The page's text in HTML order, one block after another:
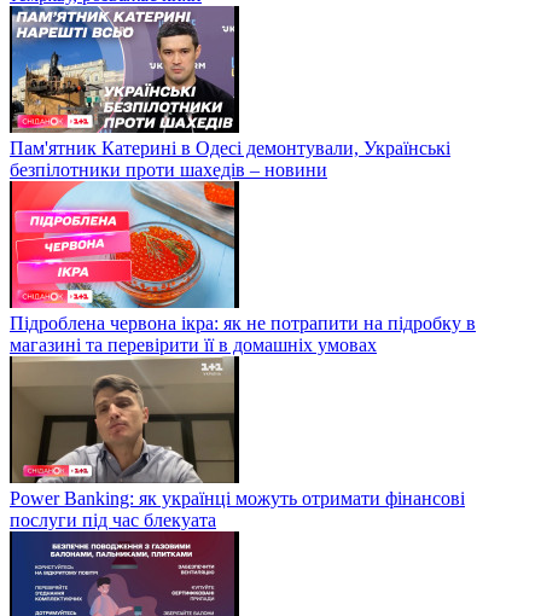
Пам'ятник Катерині в Одесі демонтували, Українські
безпілотники проти шахедів – новини
Підроблена червона ікра: як не потрапити на підробку в
магазині та перевірити її в домашніх умовах
Power Banking: як українці можуть отримати фінансові
послуги під час блекуата